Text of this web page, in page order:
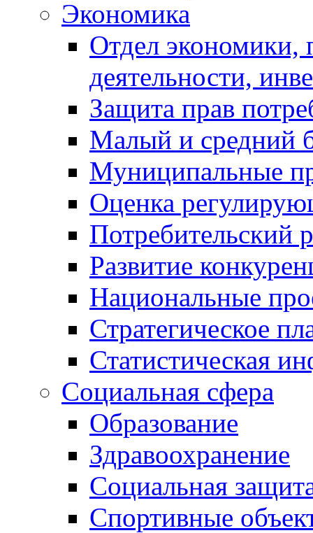
Экономика
Отдел экономики,
деятельности,
Защита прав
Малый и средний
Муниципальные
Оценка
Потребительский
Развитие
Национальные
Стратегическое
Статистическая
Социальная сфера
Образование
Здравоохранение
Социальная
Спортивные